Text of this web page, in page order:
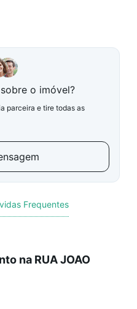
o imóvel?
parceira e tire todas as
Frequentes
na RUA JOAO